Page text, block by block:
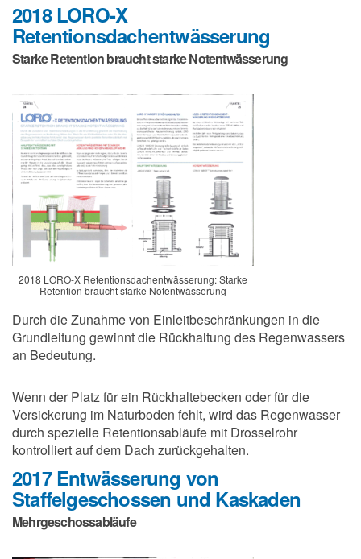
2018 LORO-X
Retentionsdachentwässerung
Starke Retention braucht starke Notentwässerung
2018 LORO-X Retentionsdachentwässerung: Starke
Retention braucht starke Notentwässerung
Durch die Zunahme von Einleitbeschränkungen in die
Grundleitung gewinnt die Rückhaltung des Regenwassers
an Bedeutung.
Wenn der Platz für ein Rückhaltebecken oder für die
Versickerung im Naturboden fehlt, wird das Regenwasser
durch spezielle Retentionsabläufe mit Drosselrohr
kontrolliert auf dem Dach zurückgehalten.
2017 Entwässerung von
Staffelgeschossen und Kaskaden
Mehrgeschossabläufe